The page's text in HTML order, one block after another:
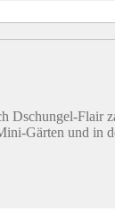
Dschungel-Flair
Gärten und in